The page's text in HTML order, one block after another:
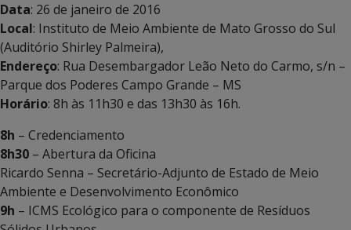
Data: 26 de janeiro de 2016
Local: Instituto de Meio Ambiente de Mato Grosso do Sul
(Auditório Shirley Palmeira),
Endereço: Rua Desembargador Leão Neto do Carmo, s/n –
Parque dos Poderes Campo Grande – MS
Horário: 8h às 11h30 e das 13h30 às 16h.
8h – Credenciamento
8h30 – Abertura da Oficina
Ricardo Senna – Secretário-Adjunto de Estado de Meio
Ambiente e Desenvolvimento Econômico
9h – ICMS Ecológico para o componente de Resíduos